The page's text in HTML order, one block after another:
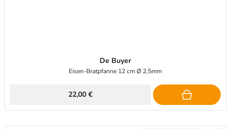
De Buyer
Eisen-Bratpfanne 12 cm Ø 2,5mm
22,00 €